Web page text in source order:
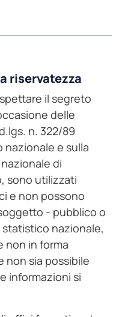
riservatezza
il segreto
delle
n. 322/89
nazionale e sulla
di
sono utilizzati
e non possono
- pubblico o
nazionale,
non in forma
non sia possibile
informazioni si